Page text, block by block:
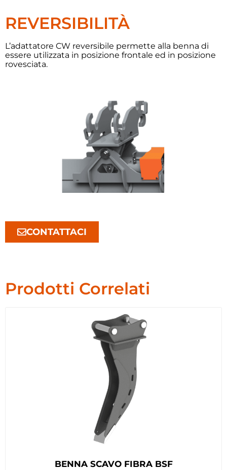
REVERSIBILITÀ
L’adattatore CW reversibile permette alla benna di
essere utilizzata in posizione frontale ed in posizione
rovesciata.
CONTATTACI
Prodotti Correlati
BENNA SCAVO FIBRA BSF